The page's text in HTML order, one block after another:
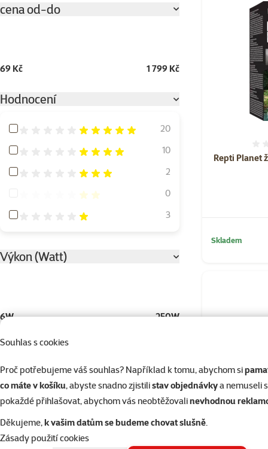
Souhlas s cookies
Proč potřebujeme váš souhlas? Například k tomu, abychom si
co máte v košíku, abyste snadno zjistilistav objednávkya nemuseli
pokaždé přihlašovat, abychom vás neobtěžovalinevhodnou
Děkujeme,k vašim datům se budeme chovat slušně.
Zásady použití cookies
cena od-do
69 Kč 1 799 Kč
Hodnocení
Hodnocení 100%
20
Hodnocení 80%
10
Hodnocení 60%
2
Hodnocení 40%
0
Hodnocení 20%
3
Výkon (Watt)
6W 250W
Délka
30cm 180cm
Produkty v akci
Repti Planet
Skladem
Repti